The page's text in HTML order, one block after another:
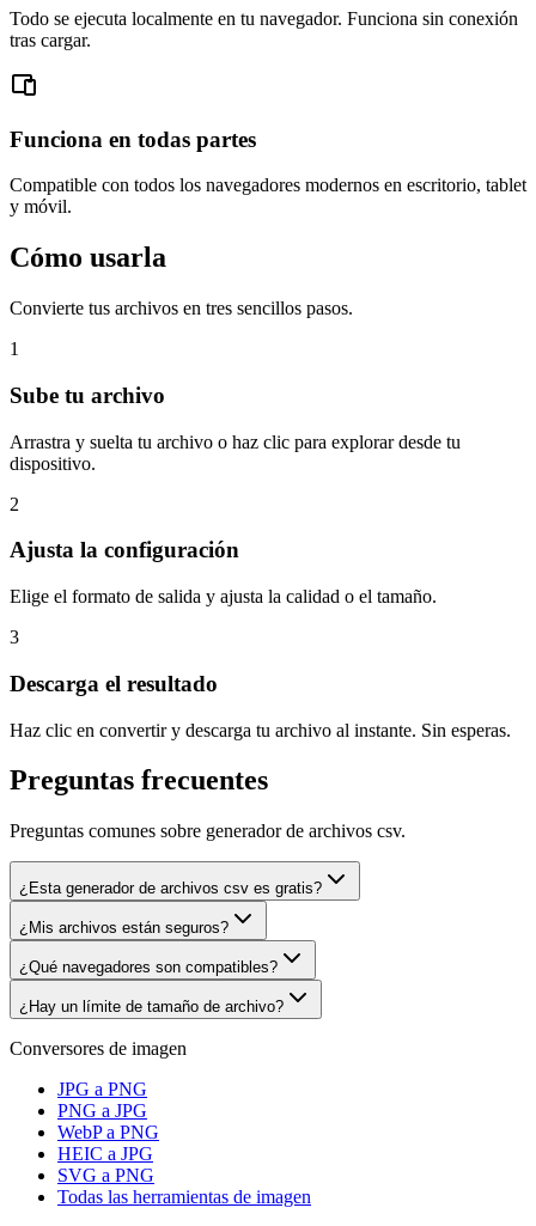
Todo se ejecuta localmente en tu navegador. Funciona sin conexión
tras cargar.
Funciona en todas partes
Compatible con todos los navegadores modernos en escritorio, tablet
y móvil.
Cómo usarla
Convierte tus archivos en tres sencillos pasos.
1
Sube tu archivo
Arrastra y suelta tu archivo o haz clic para explorar desde tu
dispositivo.
2
Ajusta la configuración
Elige el formato de salida y ajusta la calidad o el tamaño.
3
Descarga el resultado
Haz clic en convertir y descarga tu archivo al instante. Sin esperas.
Preguntas frecuentes
Preguntas comunes sobre generador de archivos csv.
¿Esta generador de archivos csv es gratis?
¿Mis archivos están seguros?
¿Qué navegadores son compatibles?
¿Hay un límite de tamaño de archivo?
Conversores de imagen
JPG a PNG
PNG a JPG
WebP a PNG
HEIC a JPG
SVG a PNG
Todas las herramientas de imagen